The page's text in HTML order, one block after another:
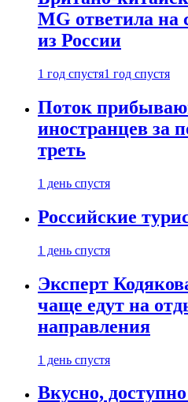
MG ответила на
из России
1 год спустя1 год спустя
Поток
иностранцев за
треть
1 день спустя
Российские
1 день спустя
Эксперт
чаще едут на
направления
1 день спустя
Вкусно,